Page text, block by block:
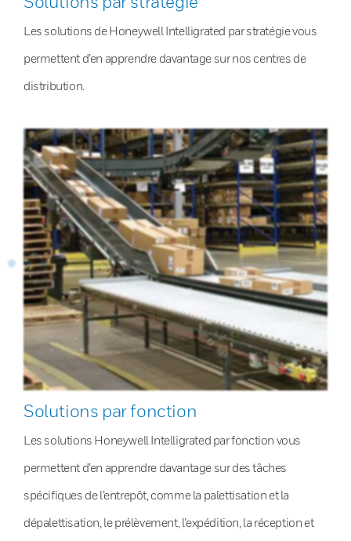
Les solutions de Honeywell Intelligrated par stratégie vous
permettent d’en apprendre davantage sur nos centres de
distribution.
Solutions par fonction
Les solutions Honeywell Intelligrated par fonction vous
permettent d’en apprendre davantage sur des tâches
spécifiques de l’entrepôt, comme la palettisation et la
dépalettisation, le prélèvement, l’expédition, la réception et